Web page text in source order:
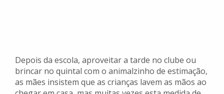
Depois da escola, aproveitar a tarde no clube ou
brincar no quintal com o animalzinho de estimação,
as mães insistem que as crianças lavem as mãos ao